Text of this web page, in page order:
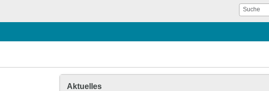
Suche
Aktuelles